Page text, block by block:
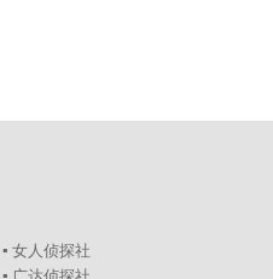
▪ 女人侦探社